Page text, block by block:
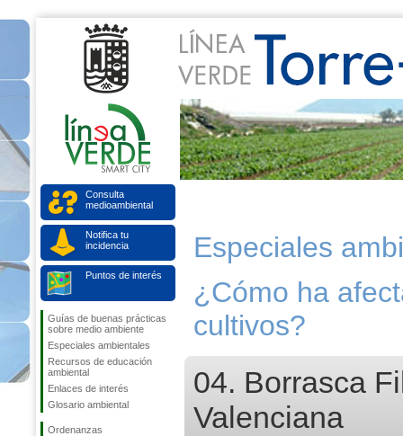
Consulta
medioambiental
Notifica tu
incidencia
Puntos de interés
Guías de buenas prácticas
sobre medio ambiente
Especiales ambientales
Recursos de educación
ambiental
Enlaces de interés
Glosario ambiental
Ordenanzas
Especiales
¿Cómo ha
cultivos?
04. Borrasca
Valenciana